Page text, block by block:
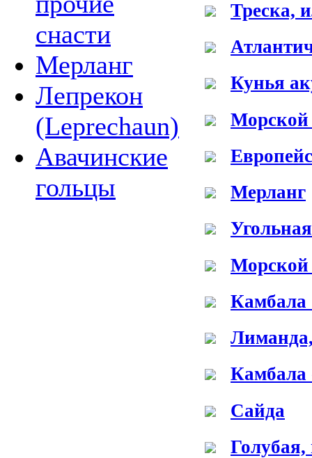
снасти
Мерланг
Лепрекон
(Leprechaun)
Авачинские
гольцы
Треска,
Кунья
Морской
Мерланг
Камбала
Камбала
Сайда